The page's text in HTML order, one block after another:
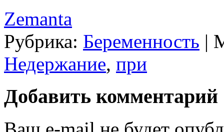
Zemanta
Рубрика: Беременность |
Недержание, при
Добавить комментарий